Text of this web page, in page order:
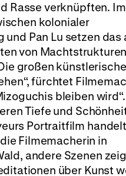
Rasse verknüpften.
kolonialer
Pan Lu setzen das
von
großen
fürchtet
bleiben
Tiefe und
Portraitfilm
Filmemacherin in
andere Szenen
über Kunst